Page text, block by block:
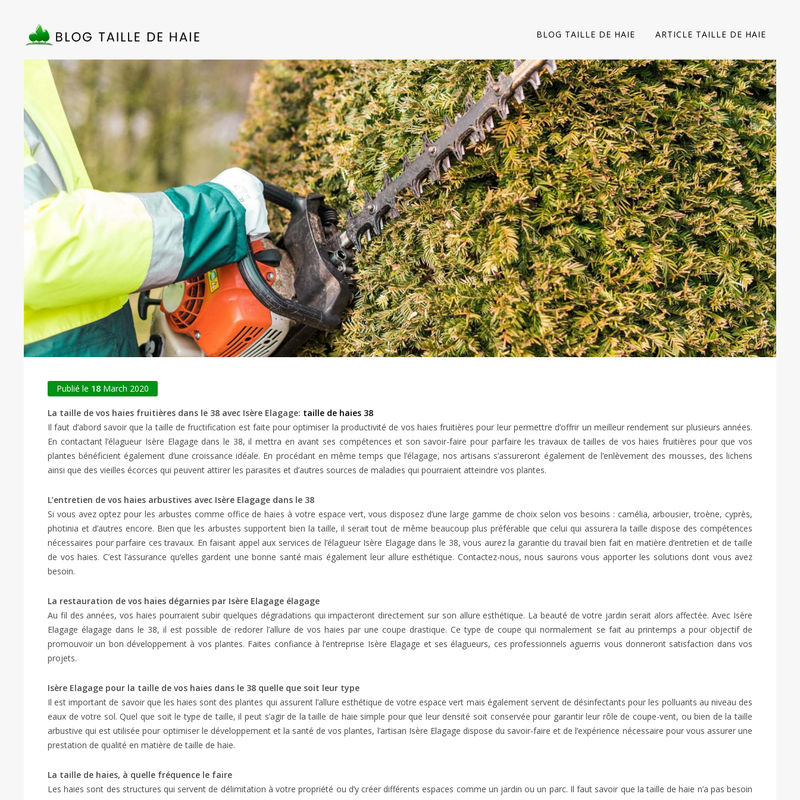
BLOG TAILLE DE HAIE ARTICLE TAILLE DE HAIE
Publié le 18 March 2020
La taille de vos haies fruitières dans le 38 avec Isère Elagage: taille de haies 38
Il faut d’abord savoir que la taille de fructification est faite pour optimiser la productivité de vos haies fruitières pour leur permettre d’offrir un meilleur rendement sur plusieurs années.
En contactant l’élagueur Isère Elagage dans le 38, il mettra en avant ses compétences et son savoir-faire pour parfaire les travaux de tailles de vos haies fruitières pour que vos
plantes bénéficient également d’une croissance idéale. En procédant en même temps que l’élagage, nos artisans s’assureront également de l’enlèvement des mousses, des lichens
ainsi que des vieilles écorces qui peuvent attirer les parasites et d’autres sources de maladies qui pourraient atteindre vos plantes.
L’entretien de vos haies arbustives avec Isère Elagage dans le 38
Si vous avez optez pour les arbustes comme office de haies à votre espace vert, vous disposez d’une large gamme de choix selon vos besoins : camélia, arbousier, troène, cyprès,
photinia et d’autres encore. Bien que les arbustes supportent bien la taille, il serait tout de même beaucoup plus préférable que celui qui assurera la taille dispose des compétences
nécessaires pour parfaire ces travaux. En faisant appel aux services de l’élagueur Isère Elagage dans le 38, vous aurez la garantie du travail bien fait en matière d’entretien et de taille
de vos haies. C’est l’assurance qu’elles gardent une bonne santé mais également leur allure esthétique. Contactez-nous, nous saurons vous apporter les solutions dont vous avez
besoin.
La restauration de vos haies dégarnies par Isère Elagage élagage
Au fil des années, vos haies pourraient subir quelques dégradations qui impacteront directement sur son allure esthétique. La beauté de votre jardin serait alors affectée. Avec Isère
Elagage élagage dans le 38, il est possible de redorer l’allure de vos haies par une coupe drastique. Ce type de coupe qui normalement se fait au printemps a pour objectif de
promouvoir un bon développement à vos plantes. Faites confiance à l’entreprise Isère Elagage et ses élagueurs, ces professionnels aguerris vous donneront satisfaction dans vos
projets.
Isère Elagage pour la taille de vos haies dans le 38 quelle que soit leur type
Il est important de savoir que les haies sont des plantes qui assurent l’allure esthétique de votre espace vert mais également servent de désinfectants pour les polluants au niveau des
eaux de votre sol. Quel que soit le type de taille, il peut s’agir de la taille de haie simple pour que leur densité soit conservée pour garantir leur rôle de coupe-vent, ou bien de la taille
arbustive qui est utilisée pour optimiser le développement et la santé de vos plantes, l’artisan Isère Elagage dispose du savoir-faire et de l’expérience nécessaire pour vous assurer une
prestation de qualité en matière de taille de haie.
La taille de haies, à quelle fréquence le faire
Les haies sont des structures qui servent de délimitation à votre propriété ou d’y créer différents espaces comme un jardin ou un parc. Il faut savoir que la taille de haie n’a pas besoin